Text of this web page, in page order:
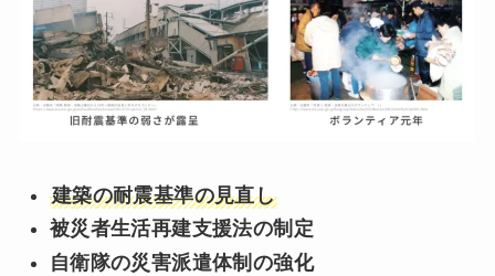
建築の耐震基準の見直し
被災者生活再建支援法の制定
自衛隊の災害派遣体制の強化